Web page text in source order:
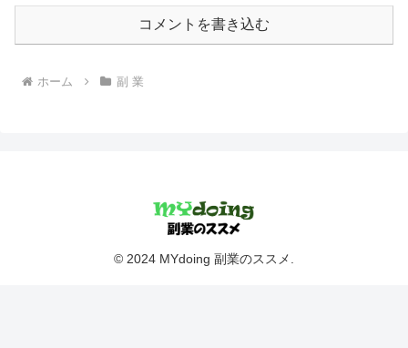
コメントを書き込む
ホーム 副 業
© 2024 MYdoing 副業のススメ.